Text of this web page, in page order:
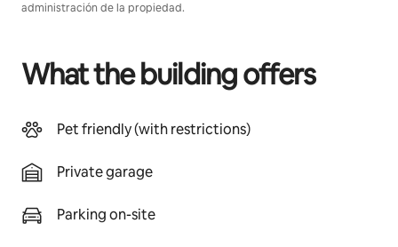
administración de la propiedad.
What the building offers
Pet friendly (with restrictions)
Private garage
Parking on-site